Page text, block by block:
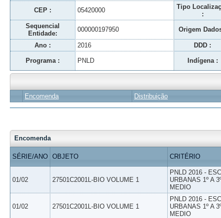
CEP : 05420000
Tipo
:
Sequencial
Entidade:
000000197950 Origem
Ano : 2016 DDD :
Programa : PNLD Indígena :
Encomenda Distribuição
Encomenda
SÉRIE/ANO OBJETO CRITÉRIO
01/02 27501C2001L-BIO VOLUME 1
PNLD 2016 -
URBANAS 1º A
MEDIO
01/02 27501C2001L-BIO VOLUME 1
PNLD 2016 -
URBANAS 1º A
MEDIO